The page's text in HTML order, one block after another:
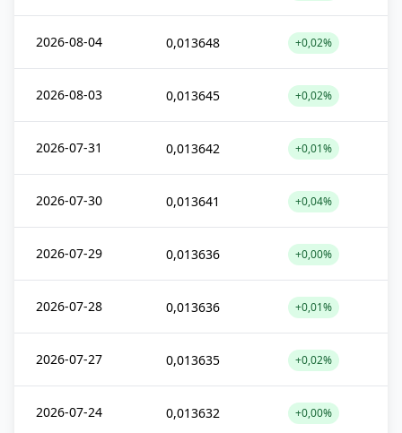
2026-08-04 0,013648 +0,02%
2026-08-03 0,013645 +0,02%
2026-07-31 0,013642 +0,01%
2026-07-30 0,013641 +0,04%
2026-07-29 0,013636 +0,00%
2026-07-28 0,013636 +0,01%
2026-07-27 0,013635 +0,02%
2026-07-24 0,013632 +0,00%